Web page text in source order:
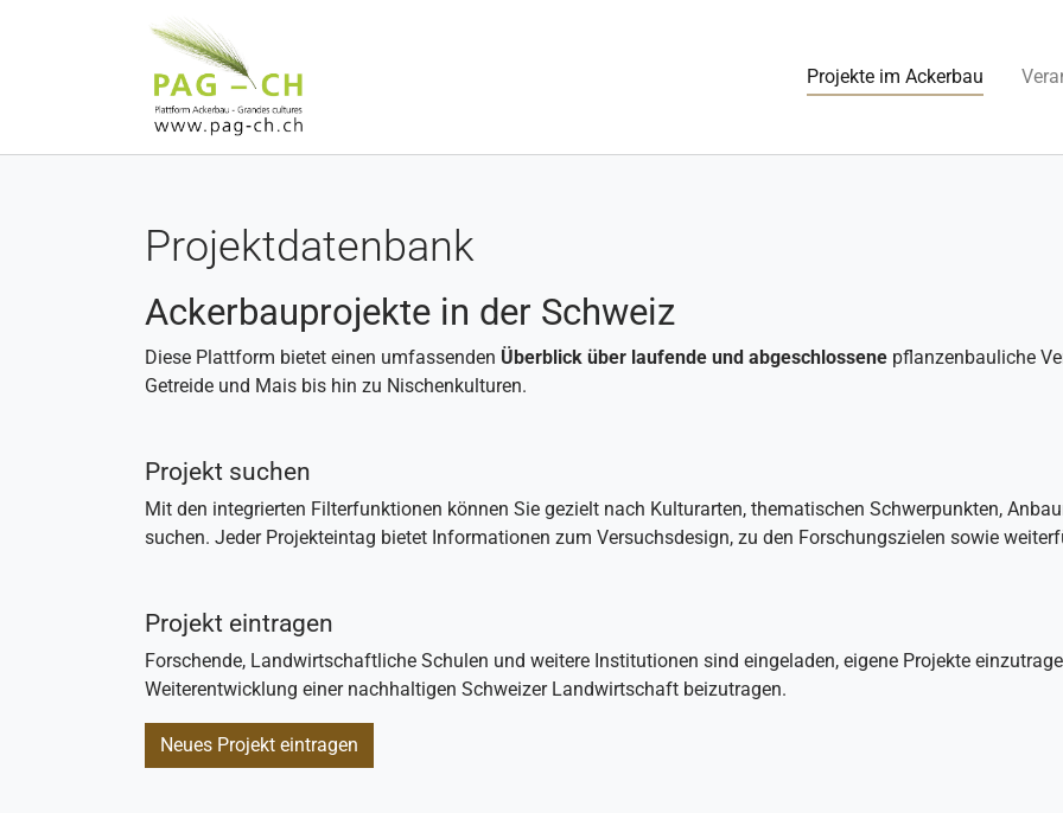
Projekte im Ackerbau (current)
Projektdatenbank
Ackerbauprojekte in der Schweiz
Diese Plattform bietet einen umfassenden Überblick über laufende und abgeschlossene pflanzenbauliche
Getreide und Mais bis hin zu Nischenkulturen.
Projekt suchen
Mit den integrierten Filterfunktionen können Sie gezielt nach Kulturarten, thematischen Schwerpunkten,
suchen. Jeder Projekteintag bietet Informationen zum Versuchsdesign, zu den Forschungszielen sowie
Projekt eintragen
Forschende, Landwirtschaftliche Schulen und weitere Institutionen sind eingeladen, eigene Projekte
Weiterentwicklung einer nachhaltigen Schweizer Landwirtschaft beizutragen.
Neues Projekt eintragen